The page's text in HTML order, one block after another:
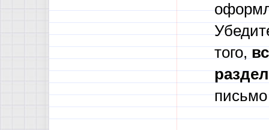
того,в
письмо